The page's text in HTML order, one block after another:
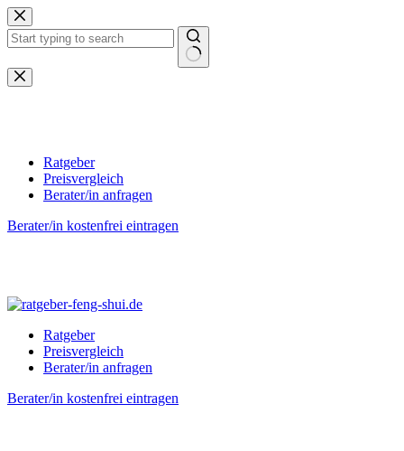
Zum
Inhalt
springen
Keine
Ergebnisse
Ratgeber
Preisvergleich
Berater/in anfragen
Berater/in kostenfrei eintragen
Ratgeber
Preisvergleich
Berater/in anfragen
Berater/in kostenfrei eintragen